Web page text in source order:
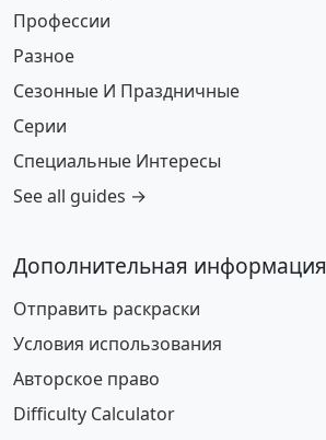
Профессии
Разное
Сезонные И Праздничные
Серии
Специальные Интересы
See all guides →
Дополнительная информация
Отправить раскраски
Условия использования
Авторское право
Difficulty Calculator